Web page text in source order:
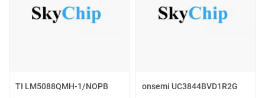
TI LM5088QMH-1/NOPB onsemi UC3844BVD1R2G